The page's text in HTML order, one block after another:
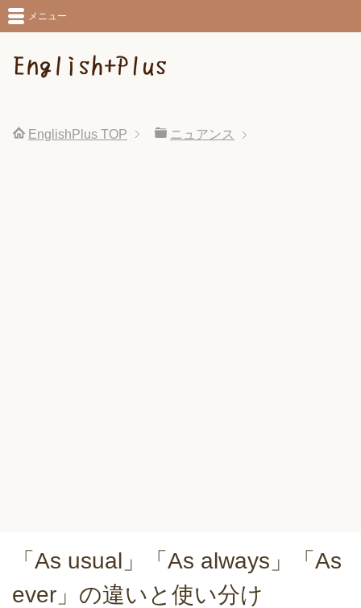
メニュー
EnglishPlus TOP ニュアンス
「As usual」「As always」「As
ever」の違いと使い分け